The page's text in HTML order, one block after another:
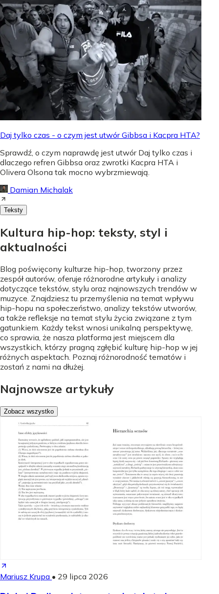
Daj tylko czas - o czym jest utwór Gibbsa i Kacpra HTA?
Sprawdź, o czym naprawdę jest utwór Daj tylko czas i
dlaczego refren Gibbsa oraz zwrotki Kacpra HTA i
Olivera Olsona tak mocno wybrzmiewają.
Damian Michalak
Teksty
Kultura hip-hop: teksty, styl i
aktualności
Blog poświęcony kulturze hip-hop, tworzony przez
zespół autorów, oferuje różnorodne artykuły i analizy
dotyczące tekstów, stylu oraz najnowszych trendów w
muzyce. Znajdziesz tu przemyślenia na temat wpływu
hip-hopu na społeczeństwo, analizy tekstów utworów,
a także refleksje na temat stylu życia związane z tym
gatunkiem. Każdy tekst wnosi unikalną perspektywę,
co sprawia, że nasza platforma jest miejscem dla
wszystkich, którzy pragną zgłębić kulturę hip-hop w jej
różnych aspektach. Poznaj różnorodność tematów i
zostań z nami na dłużej.
Najnowsze artykuły
Zobacz wszystko
Mariusz Krupa • 29 lipca 2026